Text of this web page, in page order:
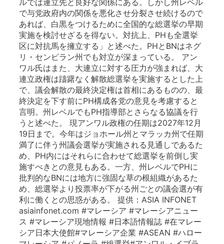
で与党政府内の関係を悪化させ分裂させ続けるので
あれば、白黒をつけるために全国的な総選挙の早期
実施を検討せざるを得ない。対抗上、PHも全選挙
区に対抗馬を擁立する」と述べた。PHとBNはネグ
リ・センビラン州でも対立が深まっている。 アン
ワル氏はまた、大連立に対する圧力が強まれば、大
連立政権は躊躇なく解散総選挙を実施するとした上
で、議会解散の最終決定権は首相にあるものの、最
終決定を下す前にPH構成各党の意見を考慮すると
言明。州レベルでもPH指導部とさらなる協議を行
うと述べた。 現アンワル政権の任期は2027年12月
19日まで。今年はジョホール州とマラッカ州で任期
満了に伴う州議会選挙が実施される見通しであるた
め、PH内にはそれらに合わせて総選挙を前倒し実
施すべきとの意見もある。一方、州レベルでPHに
批判的なBNには地方に強固な草の根組織があるた
め、総選挙より投票率が下がる州ごとの議会選が有
利に働くとの思惑がある。 提供：ASIA INFONET
asiainfonet.com #マレーシア #マレーシアニュー
ス #マレーシア現地情報 #日本語情報誌 #在マレー
シア日本大使館#マレーシア企業 #ASEAN #ハロー